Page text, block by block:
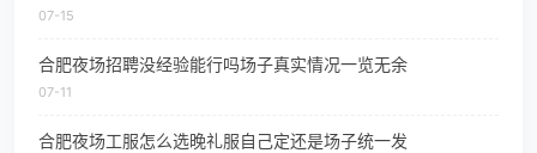
07-15
合肥夜场招聘没经验能行吗场子真实情况一览无余
07-11
合肥夜场工服怎么选晚礼服自己定还是场子统一发